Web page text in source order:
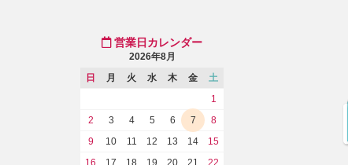
営業日カレンダー
2026年8月
日
月 火 水 木 金
土
1
2
3 4 5 6 7
8
9
10 11 12 13 14
15
16
17 18 19 20 21 22